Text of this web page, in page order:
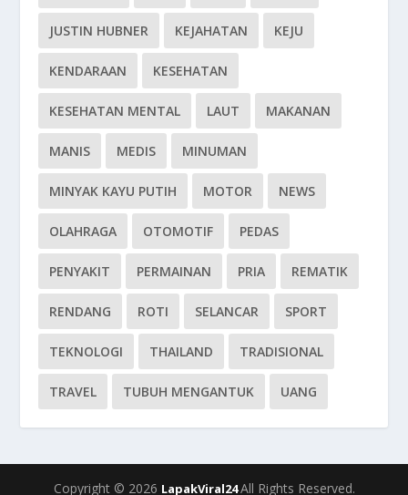
JUSTIN HUBNER KEJAHATAN KEJU
KENDARAAN KESEHATAN
KESEHATAN MENTAL LAUT MAKANAN
MANIS MEDIS MINUMAN
MINYAK KAYU PUTIH MOTOR NEWS
OLAHRAGA OTOMOTIF PEDAS
PENYAKIT PERMAINAN PRIA REMATIK
RENDANG ROTI SELANCAR SPORT
TEKNOLOGI THAILAND TRADISIONAL
TRAVEL TUBUH MENGANTUK UANG
Copyright © 2026 LapakViral24All Rights Reserved.